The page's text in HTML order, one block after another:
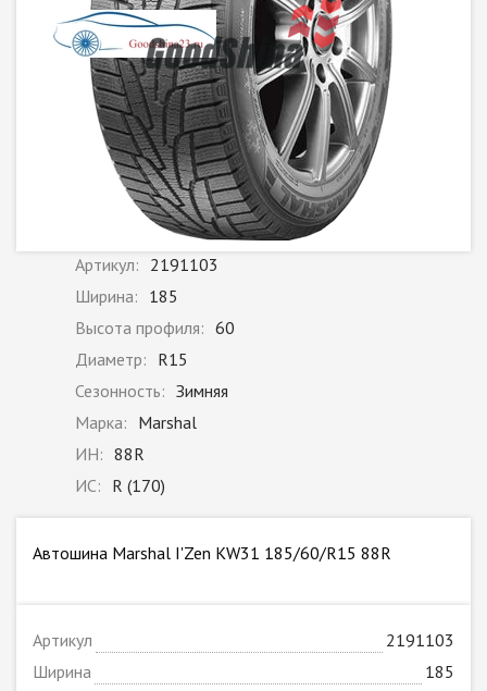
Артикул: 2191103
Ширина: 185
Высота профиля: 60
Диаметр: R15
Сезонность: Зимняя
Марка: Marshal
ИН: 88R
ИС: R (170)
Автошина Marshal I'Zen KW31 185/60/R15 88R
Артикул
2191103
Ширина
185